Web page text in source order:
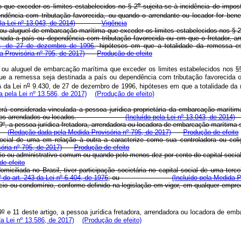
exceder os limites estabelecidos no § 2osujeita-se à incidência do
com tributação favorecida, ou quando o arrendante ou locador for
Lei nº 13.043, de 2014)
Vigência
aluguel de embarcação marítima que exceder os limites estabelecidos nos § 2
a país ou dependência com tributação favorecida ou em que o fretador,
de 27 de dezembro de 1996, hipóteses em que a totalidade da remessa
Provisória nº 795, de 2017) Produção de efeito
aluguel de embarcação marítima que exceder os limites estabelecidos nos
a remessa seja destinada a país ou dependência com tributação
da Lei no9.430, de 27 de dezembro de 1996, hipóteses em que a totalidade
pela Lei nº 13.586, de 2017) (Produção de efeito)
considerada vinculada a pessoa jurídica proprietária da embarcação
ativos arrendados ou locados.(Incluído pela Lei nº 13.043, de 2014)
º, a pessoa jurídica fretadora, arrendadora ou locadora de embarcação
(Redação dada pela Medida Provisória nº 795, de 2017)
Produção de efeito
de uma em relação à outra a caracterize como sua controladora ou
nº 795, de 2017)
Produção de efeito
ou administrativo comum ou quando pelo menos dez por cento
efeito
no Brasil, tiver participação societária no capital social de uma
do art. 243 da Lei nº 6.404, de 1976; ou(Incluído pela Medida
ou condomínio, conforme definido na legislação em vigor, em
o e 11 deste artigo, a pessoa jurídica fretadora, arrendadora ou locadora de
Lei nº 13.586, de 2017) (Produção de efeito)